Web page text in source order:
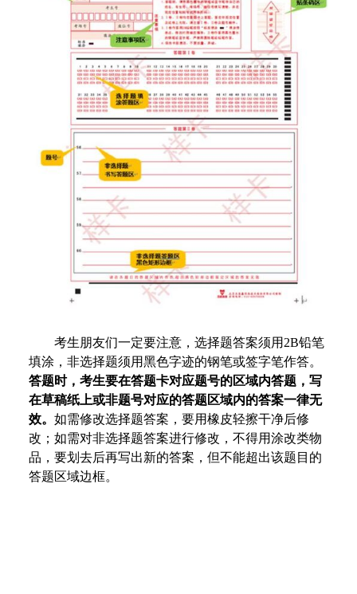
考生朋友们一定要注意，选择题答案须用2B铅笔
填涂，非选择题须用黑色字迹的钢笔或签字笔作答。
答题时，考生要在答题卡对应题号的区域内答题，写
在草稿纸上或非题号对应的答题区域内的答案一律无
效。 如需修改选择题答案，要用橡皮轻擦干净后修
改；如需对非选择题答案进行修改，不得用涂改类物
品，要划去后再写出新的答案，但不能超出该题目的
答题区域边框。